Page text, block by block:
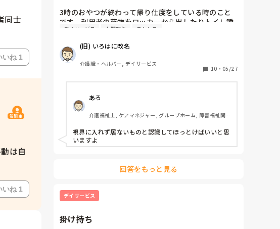
同士
いいね 1
質問主
は自
いいね 1
それ以降、管理者は目も合わさないし口も聞いていな
Aスタッフは「管理者なのにアンガーマネジメント出
来てないし怒りくるってだせーな」って苦笑いしてま
3時のおやつが終わって帰り仕度をしている時のこと
です。利用者の荷物をロッカーから出したりトイレ誘
導したりとバタバタ騒ぎ。(職員が少ないところにき
て、この日は、職員がひとり急用で休んでしまったの
で余計にバタバタなんですよ)
そのバタバタ騒ぎの中、デクノボウはというと利用者
と、長々、談笑の真っ最中。(傾聴するなとはいいませ
なことやってますからね)
そして、 何かと私に対してチェックを入れてくる陰険
主任は雑談中のデクノボウまで5mほど離れたテーブル
で翌日のリーダー準備をしていて談笑しているのは見
えてるはず。
もし、私がそんなことをしていたら(そんな空気読めな
いことはしませんけどね)、一目散に飛んできて
さい 』 と言うだろうがなぜデクノボウには言わな
い?…
そう思うと腹が立ってきて黙ってる気にはならなかっ
デイサービス 人間関係 ストレス
(旧) いろはに改名
介護職・ヘルパー, デイサービス
10 ・ 05/27
あろ
介護福祉士, ケアマネジャー, グループホーム, 障害福祉関
視界に入れず居ないものと認識してほっとけばいいと思
いますよ
回答をもっと見る
デイサービス
掛け持ち